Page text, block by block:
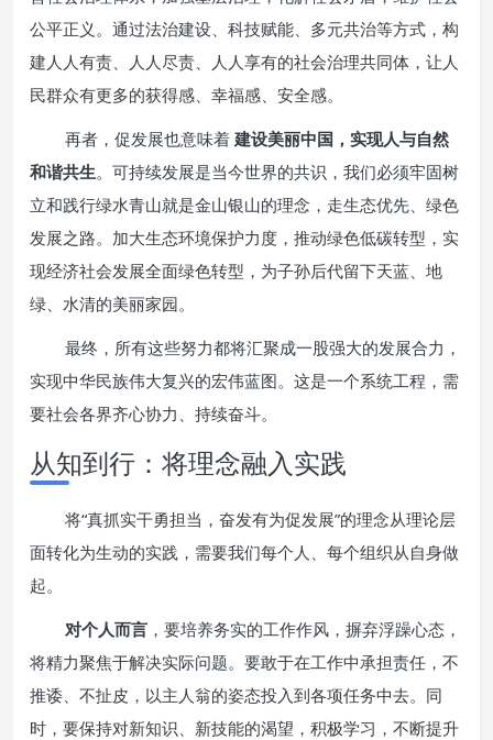
公平正义。通过法治建设、科技赋能、多元共治等方式，构
建人人有责、人人尽责、人人享有的社会治理共同体，让人
民群众有更多的获得感、幸福感、安全感。
再者，促发展也意味着 建设美丽中国，实现人与自然
和谐共生。可持续发展是当今世界的共识，我们必须牢固树
立和践行绿水青山就是金山银山的理念，走生态优先、绿色
发展之路。加大生态环境保护力度，推动绿色低碳转型，实
现经济社会发展全面绿色转型，为子孙后代留下天蓝、地
绿、水清的美丽家园。
最终，所有这些努力都将汇聚成一股强大的发展合力，
实现中华民族伟大复兴的宏伟蓝图。这是一个系统工程，需
要社会各界齐心协力、持续奋斗。
从知到行：将理念融入实践
将“真抓实干勇担当，奋发有为促发展”的理念从理论层
面转化为生动的实践，需要我们每个人、每个组织从自身做
起。
对个人而言 ，要培养务实的工作作风，摒弃浮躁心态，
将精力聚焦于解决实际问题。要敢于在工作中承担责任，不
推诿、不扯皮，以主人翁的姿态投入到各项任务中去。同
时，要保持对新知识、新技能的渴望，积极学习，不断提升